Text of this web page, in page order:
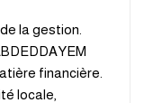
la gestion
financière
locale,